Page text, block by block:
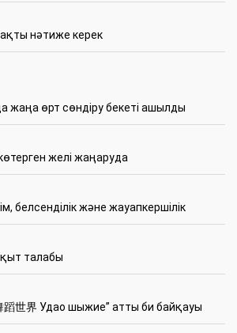
нәтиже керек
жаңа өрт сөндіру бекеті ашылды
желі жаңаруда
белсенділік және жауапкершілік
талабы
蹈世界 Удао шыжие” атты би байқауы